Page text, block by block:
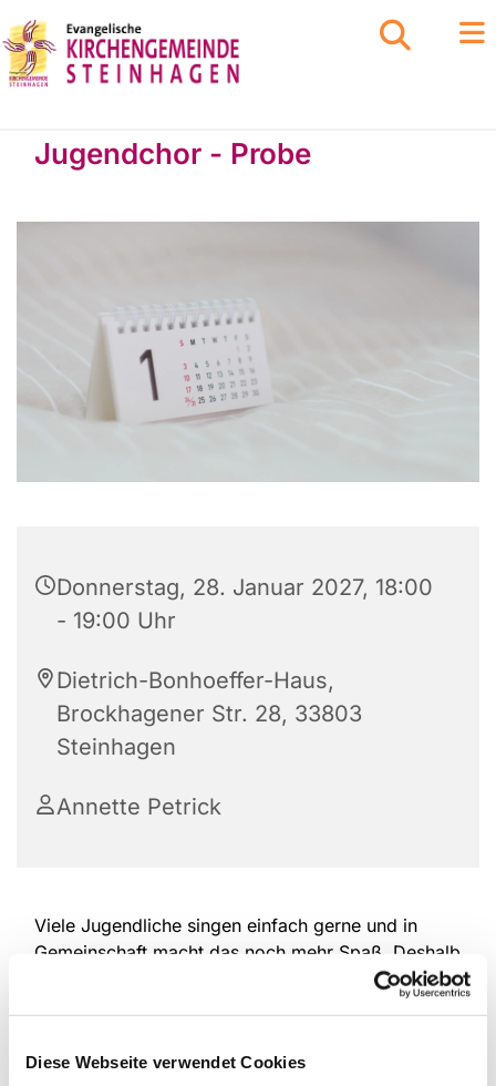
Diese Webseite verwendet Cookies
Jugendchor - Probe
Donnerstag, 28. Januar 2027, 18:00
- 19:00 Uhr
Dietrich-Bonhoeffer-Haus,
Brockhagener Str. 28, 33803
Steinhagen
Annette Petrick
Viele Jugendliche singen einfach gerne und in
Gemeinschaft macht das noch mehr Spaß. Deshalb
treffen sich die drei Kinderchorgruppen unserer
Gemeinde jede Woche, um das gemeinsam zu tun.
Lieder, die altersgerecht und spielerisch eingeführt